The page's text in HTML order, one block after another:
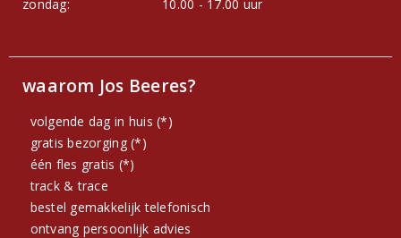
zondag:
10.00 - 17.00 uur
waarom Jos Beeres?
volgende dag in huis (*)
gratis bezorging (*)
één fles gratis (*)
track & trace
bestel gemakkelijk telefonisch
ontvang persoonlijk advies